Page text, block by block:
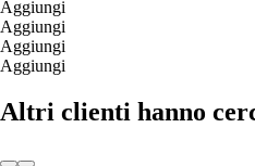
Aggiungi
Aggiungi
Aggiungi
Aggiungi
Altri clienti hanno